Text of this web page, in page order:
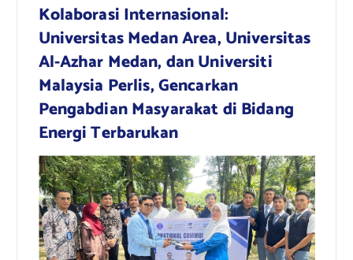
Kolaborasi Internasional:
Universitas Medan Area, Universitas
Al-Azhar Medan, dan Universiti
Malaysia Perlis, Gencarkan
Pengabdian Masyarakat di Bidang
Energi Terbarukan